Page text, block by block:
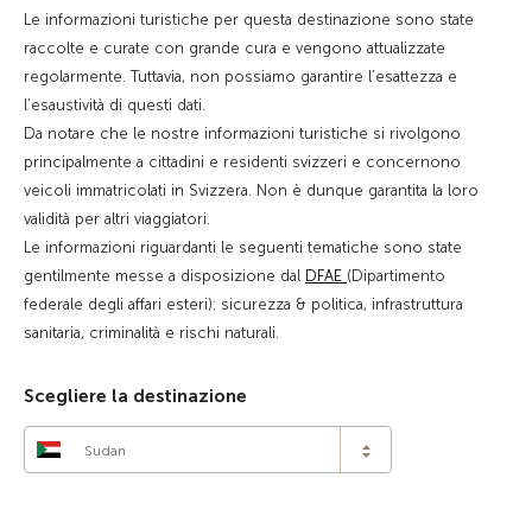
Le informazioni turistiche per questa destinazione sono state
raccolte e curate con grande cura e vengono attualizzate
regolarmente. Tuttavia, non possiamo garantire l’esattezza e
l’esaustività di questi dati.
Da notare che le nostre informazioni turistiche si rivolgono
principalmente a cittadini e residenti svizzeri e concernono
veicoli immatricolati in Svizzera. Non è dunque garantita la loro
validità per altri viaggiatori.
Le informazioni riguardanti le seguenti tematiche sono state
gentilmente messe a disposizione dal DFAE (Dipartimento
federale degli affari esteri): sicurezza & politica, infrastruttura
sanitaria, criminalità e rischi naturali.
Scegliere la destinazione
Sudan